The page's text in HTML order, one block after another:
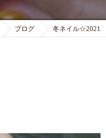
ブログ 冬ネイル☆2021